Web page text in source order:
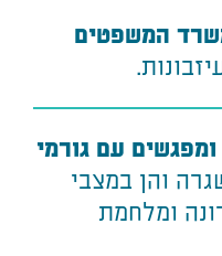
המשפטים
ומפגשים עם גורמי
והן במצבי
ומלחמת